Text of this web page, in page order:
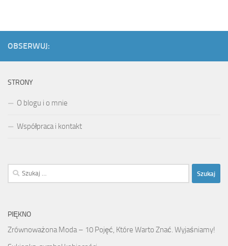
OBSERWUJ:
STRONY
O blogu i o mnie
Współpraca i kontakt
Szukaj:
PIĘKNO
Zrównoważona Moda – 10 Pojęć, Które Warto Znać. Wyjaśniamy!